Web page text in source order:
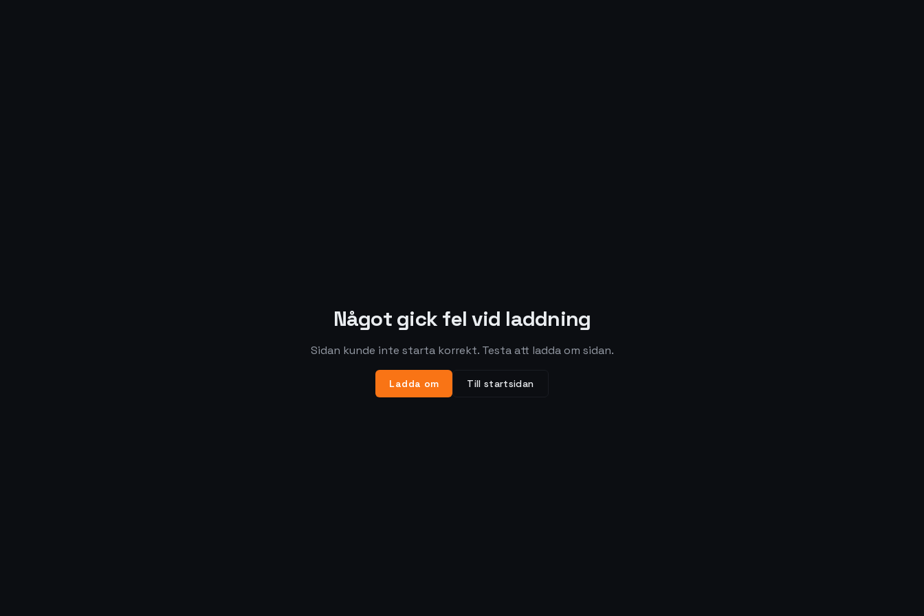
Något gick fel vid laddning
Sidan kunde inte starta korrekt. Testa att ladda om sidan.
Ladda om Till startsidan